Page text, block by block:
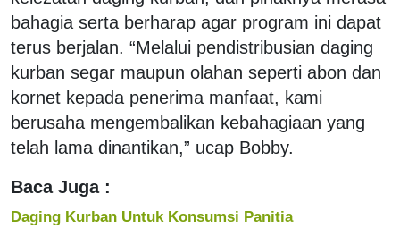
bahagia serta berharap agar program ini dapat
terus berjalan. “Melalui pendistribusian daging
kurban segar maupun olahan seperti abon dan
kornet kepada penerima manfaat, kami
berusaha mengembalikan kebahagiaan yang
telah lama dinantikan,” ucap Bobby.
Baca Juga :
Daging Kurban Untuk Konsumsi Panitia